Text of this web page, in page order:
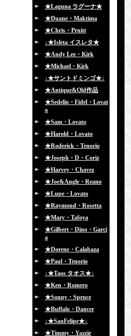
★Laguna ラグーナ★
★Duane・Maktima
★Chris・Pruitt
↓★Isleta イスレタ★
★Andy Lee・Kirk
★Michael・Kirk
↓★サントドミンゴ★↓
★Antique&Old作品
★Sedelio・Fidel・Lovat
o
★Sam・Lovato
★Harold・Lovato
★Roderick・Tenorio
★Joseph・D・Coriz
★Harvey・Chavez
★Joe&Angle・Reano
★Lupe・Lovato
★Raymond・Rosetta
★Mary・Tafoya
★Gilbert・Dino・Garci
a
★Dorene・Calabaza
★Paul・Tenorio
↓★Taos タオス★↓
★Ken・Romero
★Sonny・Spruce
★Buffalo・Dancer
↓★SanFelipe★↓
★Timmy・Yazzie